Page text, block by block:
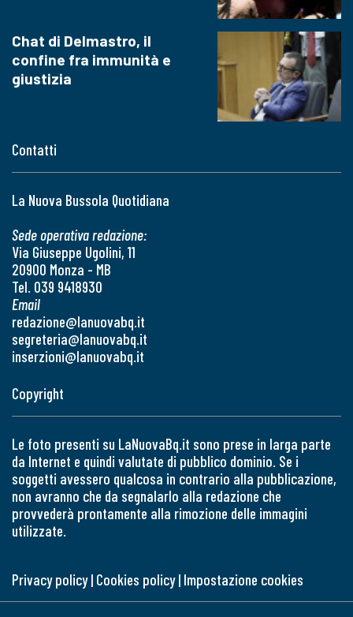
Contatti
La Nuova Bussola Quotidiana
Sede operativa redazione:
Via Giuseppe Ugolini, 11
20900 Monza - MB
Tel. 039 9418930
Email
redazione@lanuovabq.it
segreteria@lanuovabq.it
inserzioni@lanuovabq.it
Chat di Delmastro, il
confine fra immunità e
giustizia
Copyright
Le foto presenti su LaNuovaBq.it sono prese in larga parte
da Internet e quindi valutate di pubblico dominio. Se i
soggetti avessero qualcosa in contrario alla pubblicazione,
non avranno che da segnalarlo alla redazione che
provvederà prontamente alla rimozione delle immagini
utilizzate.
Privacy policy| Cookies policy| Impostazione cookies